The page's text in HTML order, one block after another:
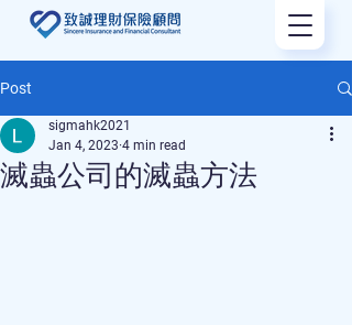
Post
滅蟲公司的滅蟲方法
sigmahk2021
Jan 4, 2023 4 min read